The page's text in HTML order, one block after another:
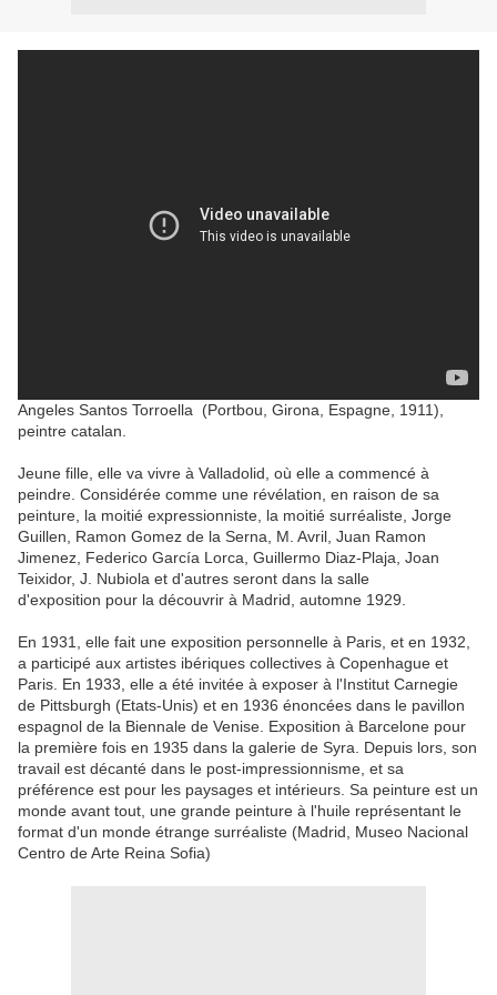
Angeles Santos Torroella (Portbou Girona , Espagne 1911)
peintre catalan
Jeune fille, elle va vivre à Valladolid , où elle a commencé à
peindre Considérée comme une révélation , en raison de sa
peinture , la moitié expressionniste , la moitié surréaliste Jorge
Guillen
Ramon Gomez de la Serna, M. Avril, Juan Ramon
Jimenez, Federico García Lorca Guillermo Diaz-Plaja, Joan
Teixidor, J. Nubiola et d'autres seront dans la salle
d'exposition pour la découvrir à Madrid, automne 1929.
En 1931, elle fait une exposition personnelle à Paris et en 1932,
a participé aux artistes ibériques collectives à Copenhague et
Paris En 1933, elle a été invitée à exposer à l'Institut Carnegie
de Pittsburgh (Etats-Unis) et en 1936 énoncées dans le pavillon
espagnol de la Biennale de Venise Exposition à Barcelone pour
la première fois en 1935 dans la galerie de Syra Depuis lors, son
travail est décanté dans le post-impressionnisme et sa
préférence est pour les paysages et intérieurs Sa peinture est un
monde avant tout , une grande peinture à l'huile représentant le
format d'un monde étrange surréaliste (Madrid Museo Nacional
Centro deArte Reina Sofia)